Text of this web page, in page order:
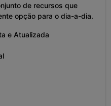
de recursos que
opção para o dia-a-dia.
e Atualizada